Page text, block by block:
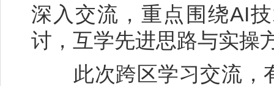
深入交流，重点围绕AI
讨，互学先进思路与实操
此次跨区学习交流，